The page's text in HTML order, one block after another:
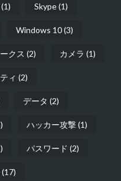
(1) Skype(1)
Windows 10(3)
クス (2) カメラ (1)
ィ (2)
データ (2)
ハッカー攻撃(1)
パスワード (2)
(17)